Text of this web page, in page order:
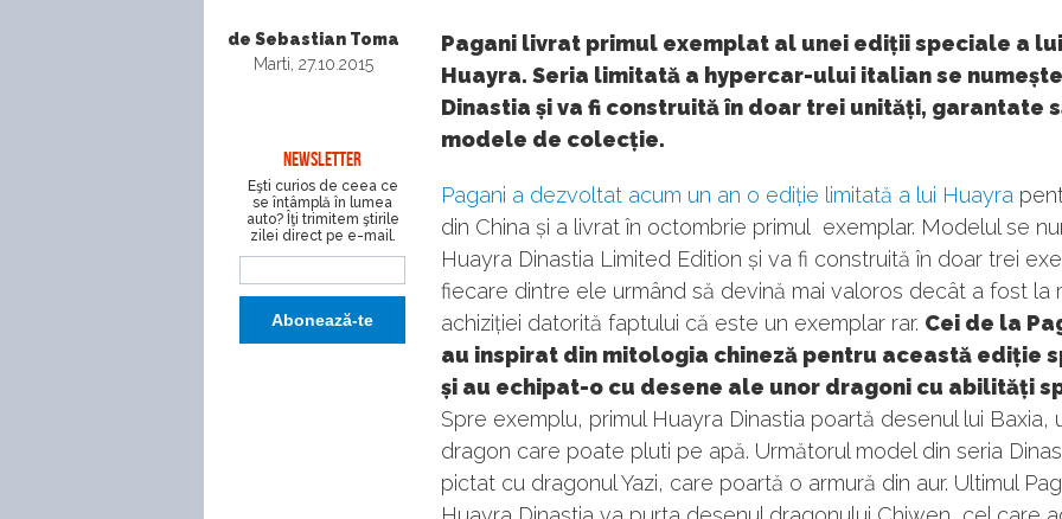
de Sebastian Toma
Marti, 27.10.2015
NEWSLETTER
Eşti curios de ceea ce
se întâmplă în lumea
auto? Îţi trimitem ştirile
zilei direct pe e-mail.
Pagani livrat primul exemplat al unei ediții speciale a lui
Huayra. Seria limitată a hypercar-ului italian se numește
Dinastia și va fi construită în doar trei unități, garantate
modele de colecție.
Pagani a dezvoltat acum un an o ediție limitată a lui Huayra
din China și a livrat în octombrie primul exemplar. Modelul se
Huayra Dinastia Limited Edition și va fi construită în doar trei
fiecare dintre ele urmând să devină mai valoros decât a fost la
achiziției datorită faptului că este un exemplar rar. Cei de la
au inspirat din mitologia chineză pentru această ediție
și au echipat-o cu desene ale unor dragoni cu abilități
Spre exemplu, primul Huayra Dinastia poartă desenul lui Baxia,
dragon care poate pluti pe apă. Următorul model din seria
pictat cu dragonul Yazi, care poartă o armură din aur. Ultimul